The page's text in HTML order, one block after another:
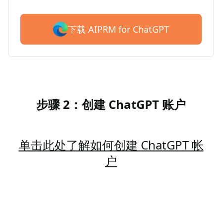
下载 AIPRM for ChatGPT
步骤 2：创建 ChatGPT 账户
单击此处了解如何创建 ChatGPT 帐
户